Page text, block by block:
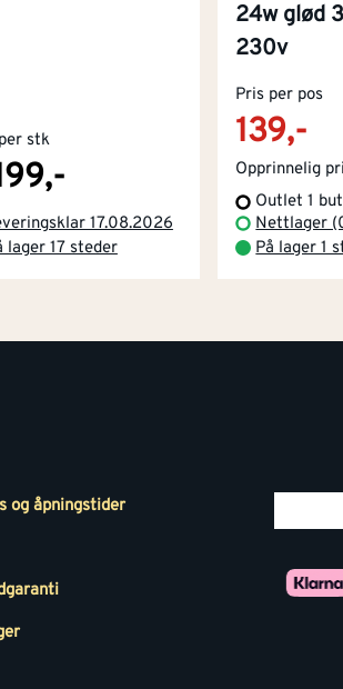
stk
17.08.2026
lager 17 steder
24w glød
230v
Pris per pos
139,-
Opprinnelig
Outlet 1
Nettlager
På lager 1
og åpningstider